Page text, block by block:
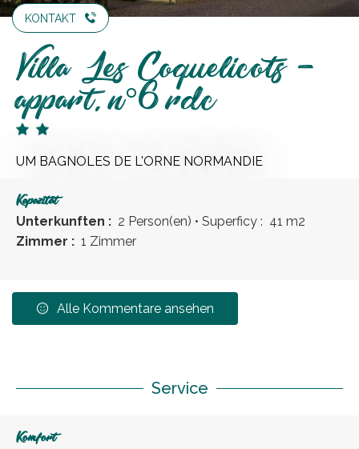
KONTAKT
Villa Les Coquelicots -
appart. n°6 rdc
UM BAGNOLES DE L'ORNE NORMANDIE
Kapazität
Unterkunften : 2 Person(en) • Superficy : 41 m2
Zimmer : 1 Zimmer
Alle Kommentare ansehen
Service
Komfort